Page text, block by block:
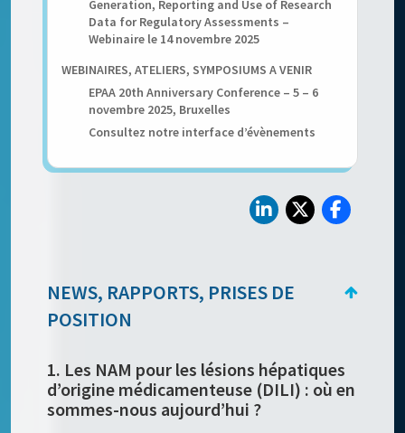
Generation, Reporting and Use of Research
Data for Regulatory Assessments –
Webinaire le 14 novembre 2025
WEBINAIRES, ATELIERS, SYMPOSIUMS A VENIR
EPAA 20th Anniversary Conference – 5 – 6
novembre 2025, Bruxelles
Consultez notre interface d’évènements
NEWS, RAPPORTS, PRISES DE
POSITION
1. Les NAM pour les lésions hépatiques
d’origine médicamenteuse (DILI) : où en
sommes-nous aujourd’hui ?